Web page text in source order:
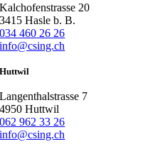
Kalchofenstrasse 20
3415 Hasle b. B.
034 460 26 26
info@csing.ch
Huttwil
Langenthalstrasse 7
4950 Huttwil
062 962 33 26
info@csing.ch